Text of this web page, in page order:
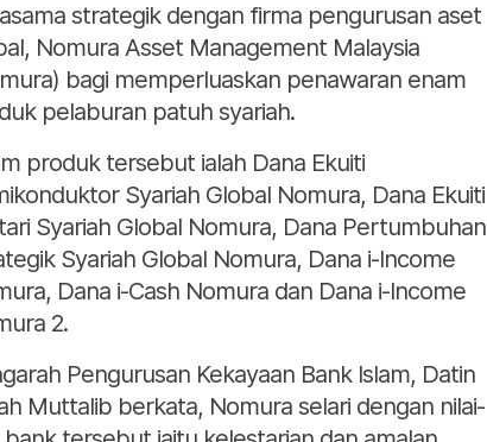
strategik dengan firma pengurusan aset
Nomura Asset Management Malaysia
bagi memperluaskan penawaran enam
pelaburan patuh syariah.
produk tersebut ialah Dana Ekuiti
Syariah Global Nomura, Dana Ekuiti
Syariah Global Nomura, Dana Pertumbuhan
Syariah Global Nomura, Dana i-Income
Dana i-Cash Nomura dan Dana i-Income
2.
Pengurusan Kekayaan Bank Islam, Datin
Muttalib berkata, Nomura selari dengan nilai-